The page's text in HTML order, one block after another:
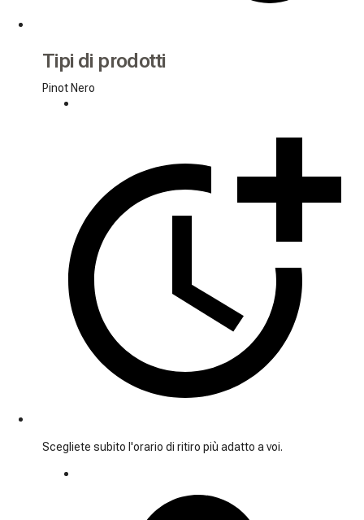
Tipi di prodotti
Pinot Nero
Scegliete subito l'orario di ritiro più adatto a voi.